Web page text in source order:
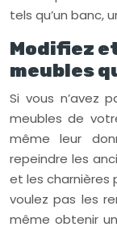
tels qu’un banc,
Modifiez
meubles
Si vous n’avez
meubles de
même leur
repeindre les
et les charnières
voulez pas les
même obtenir